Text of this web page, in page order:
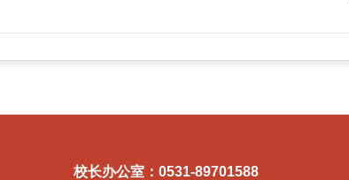
校长办公室：0531-89701588